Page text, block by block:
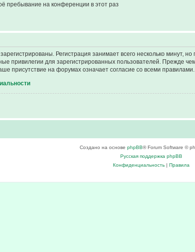
пребывание на конференции в этот раз
Регистрация занимает всего несколько минут,
привилегии для зарегистрированных пользователей. Прежде
присутствие на форумах означает согласие со всеми правилами.
Создано на основе phpBB® Forum Software ©
Русская поддержка phpBB
Конфиденциальность| Правила